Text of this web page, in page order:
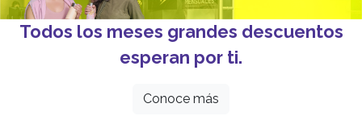
Todos los meses grandes descuentos
esperan por ti.
Conoce más